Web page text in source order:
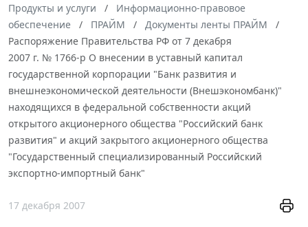
Продукты и услуги
Информационно-правовое
обеспечение
ПРАЙМ
Документы ленты ПРАЙМ
Распоряжение Правительства РФ от 7 декабря
2007 г. № 1766-р О внесении в уставный капитал
государственной корпорации "Банк развития и
внешнеэкономической деятельности (Внешэкономбанк)"
находящихся в федеральной собственности акций
открытого акционерного общества "Российский банк
развития" и акций закрытого акционерного общества
"Государственный специализированный Российский
экспортно-импортный банк"
17 декабря 2007